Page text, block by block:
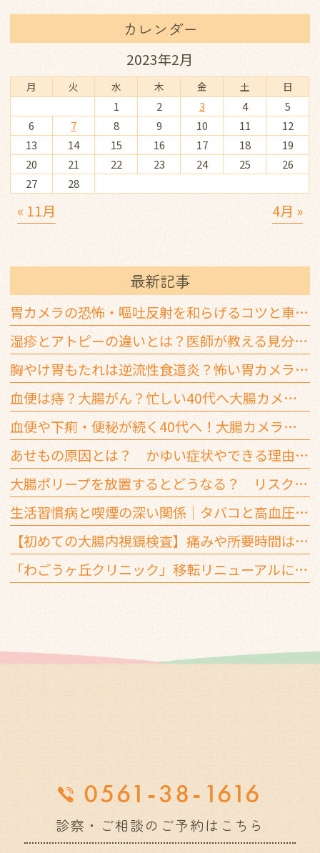
カレンダー
2023年2月
月 火 水 木 金 土 日
1 2 3 4
5
6
7 8 9 10 11
12
13
14 15 16 17 18
19
20
21 22 23 24 25
26
27
28
« 11月 4月 »
最新記事
胃カメラの恐怖・嘔吐反射を和らげるコツと車通勤での鎮静剤の注意点
湿疹とアトピーの違いとは？医師が教える見分け方と3つの判断基準
胸やけ胃もたれは逆流性食道炎？怖い胃カメラを楽に受ける方法
血便は痔？大腸がん？忙しい40代へ大腸カメラを推奨する3つの基準
血便や下痢・便秘が続く40代へ！大腸カメラを受ける3つの目安
あせもの原因とは？ かゆい症状やできる理由を解説
大腸ポリープを放置するとどうなる？ リスクと早期治療の重要性
生活習慣病と喫煙の深い関係｜タバコと高血圧・糖尿病はどう影響する？
【初めての大腸内視鏡検査】痛みや所要時間は？ 大腸カメラでよくあるQ＆A
「わごうヶ丘クリニック」移転リニューアルについて
0561-38-1616
診察・ご相談のご予約はこちら